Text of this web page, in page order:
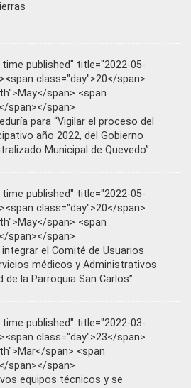
published" title="2022-05-
class="day">20</span>
span> <span
span></span>
para “Vigilar el proceso del
año 2022, del Gobierno
Municipal de Quevedo”
published" title="2022-05-
class="day">20</span>
span> <span
span></span>
el Comité de Usuarios
médicos y Administrativos
de la Parroquia San Carlos”
published" title="2022-03-
class="day">23</span>
span> <span
span></span>
equipos técnicos y se